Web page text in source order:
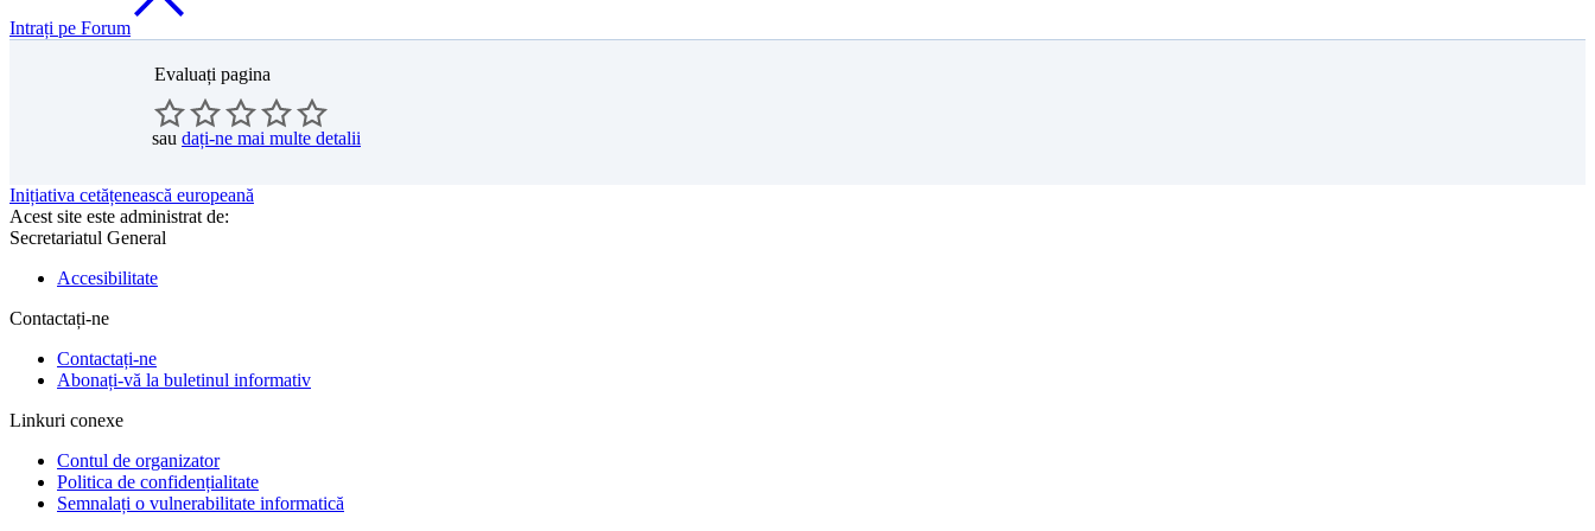
Intrați pe Forum
Evaluați pagina
sau dați-ne mai multe detalii
Inițiativa cetățenească europeană
Acest site este administrat de:
Secretariatul General
Accesibilitate
Contactați-ne
Contactați-ne
Abonați-vă la buletinul informativ
Linkuri conexe
Contul de organizator
Politica de confidențialitate
Semnalați o vulnerabilitate informatică